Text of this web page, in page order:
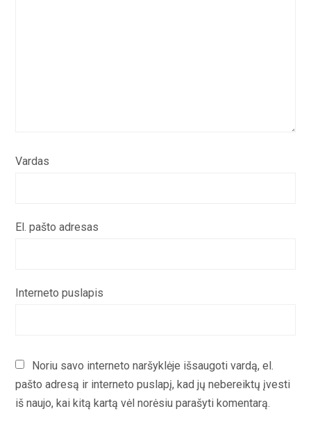
Vardas
El. pašto adresas
Interneto puslapis
Noriu savo interneto naršyklėje išsaugoti vardą, el.
pašto adresą ir interneto puslapį, kad jų nebereiktų įvesti
iš naujo, kai kitą kartą vėl norėsiu parašyti komentarą.